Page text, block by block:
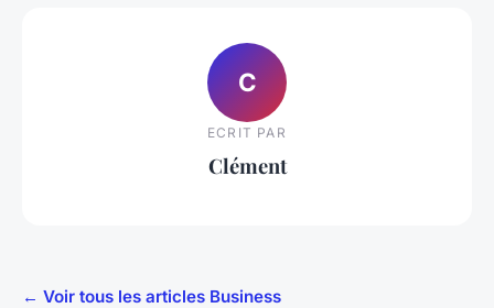
C
ECRIT PAR
Clément
← Voir tous les articles Business